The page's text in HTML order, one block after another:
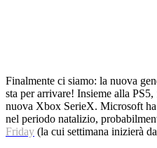
Finalmente ci siamo: la nuova
sta per arrivare! Insieme alla
nuova Xbox SerieX. Microsoft ha
nel periodo natalizio,
Friday (la cui settimana inizierà